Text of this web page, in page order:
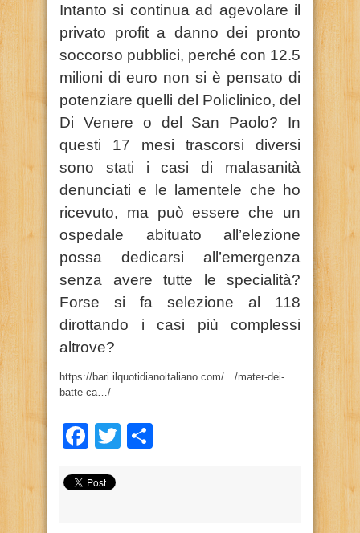
Intanto si continua ad agevolare il
privato profit a danno dei pronto
soccorso pubblici, perché con 12.5
milioni di euro non si è pensato di
potenziare quelli del Policlinico, del
Di Venere o del San Paolo? In
questi 17 mesi trascorsi diversi
sono stati i casi di malasanità
denunciati e le lamentele che ho
ricevuto, ma può essere che un
ospedale abituato all’elezione
possa dedicarsi all’emergenza
senza avere tutte le specialità?
Forse si fa selezione al 118
dirottando i casi più complessi
altrove?
https://bari.ilquotidianoitaliano.com/…/mater-dei-
batte-ca…/
Facebook
Twitter